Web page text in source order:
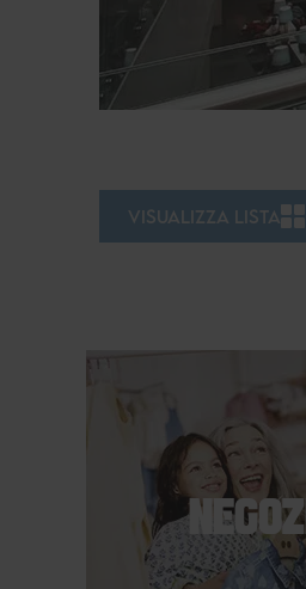
VISUALIZZA LISTA
NEGOZI